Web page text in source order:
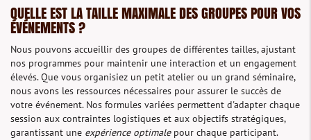
QUELLE EST LA TAILLE MAXIMALE DES GROUPES POUR VOS
ÉVÉNEMENTS ?
Nous pouvons accueillir des groupes de différentes tailles, ajustant
nos programmes pour maintenir une interaction et un engagement
élevés. Que vous organisiez un petit atelier ou un grand séminaire,
nous avons les ressources nécessaires pour assurer le succès de
votre événement. Nos formules variées permettent d'adapter chaque
session aux contraintes logistiques et aux objectifs stratégiques,
garantissant une expérience optimalepour chaque participant.